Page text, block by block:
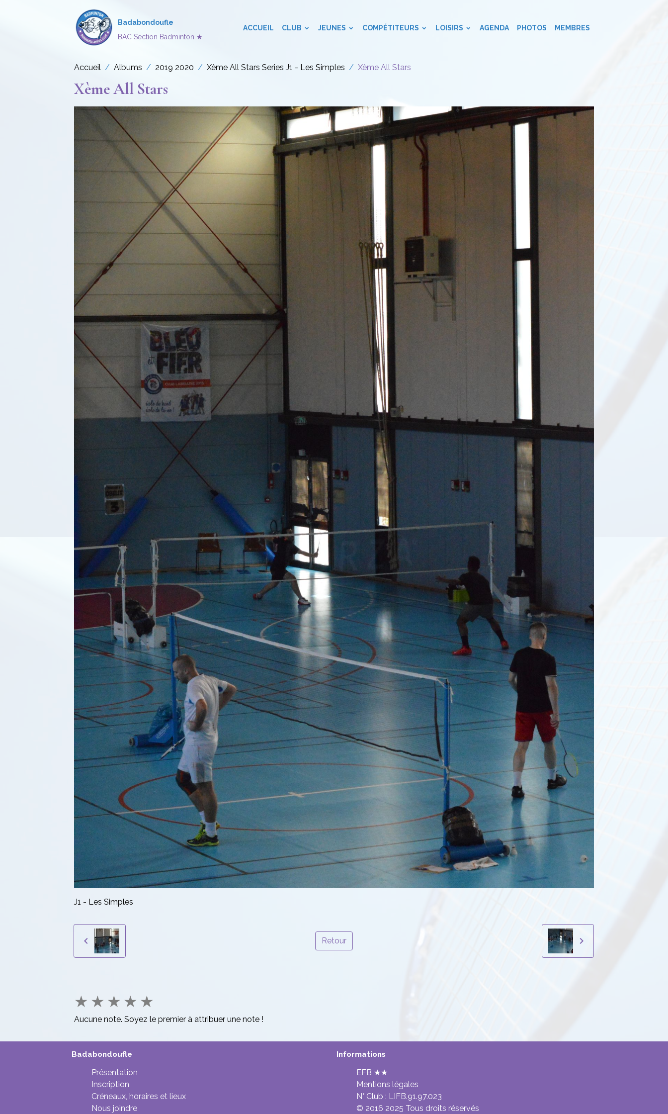
Badabondoufle
BAC Section Badminton ★
ACCUEIL CLUB JEUNES COMPÉTITEURS LOISIRS AGENDA PHOTOS MEMBRES
Accueil Albums 2019 2020 Xème All Stars Series J1 - Les Simples Xème All Stars
Xème All Stars
J1 - Les Simples
Retour
★ ★ ★ ★ ★
Aucune note. Soyez le premier à attribuer une note !
Badabondoufle
Présentation
Inscription
Créneaux, horaires et lieux
Nous joindre
Informations
EFB ★★
Mentions légales
N° Club : LIFB.91.97.023
© 2016 2025 Tous droits réservés